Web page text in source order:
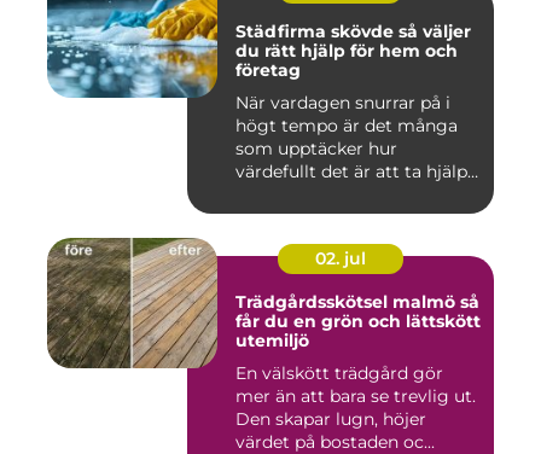
Städfirma skövde så väljer
du rätt hjälp för hem och
företag
När vardagen snurrar på i
högt tempo är det många
som upptäcker hur
värdefullt det är att ta hjälp
02. jul
Trädgårdsskötsel malmö så
får du en grön och lättskött
utemiljö
En välskött trädgård gör
mer än att bara se trevlig ut.
Den skapar lugn, höjer
värdet på bostaden oc...